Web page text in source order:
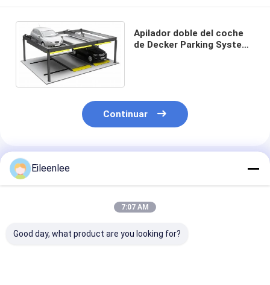
Apilador doble del coche
de Decker Parking System
Continuar
Productos Recomendados
Eileenlee
7:07 AM
Good day, what product are you looking for?